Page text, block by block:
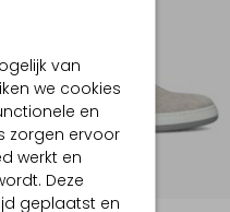
van
we cookies
en
zorgen ervoor
werkt en
Deze
geplaatst en
-30%